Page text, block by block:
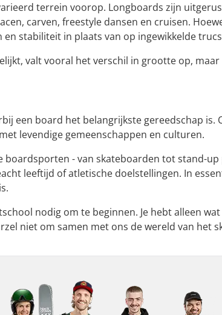
terrein voorop. Longboards zijn
carven, freestyle dansen en cruisen.
stabiliteit in plaats van op ingewikkelde
valt vooral het verschil in grootte op,
een board het belangrijkste gereedschap
levendige gemeenschappen en culturen.
- van skateboarden tot stand-
leeftijd of atletische doelstellingen. In
nodig om te beginnen. Je hebt alleen
niet om samen met ons de wereld van het